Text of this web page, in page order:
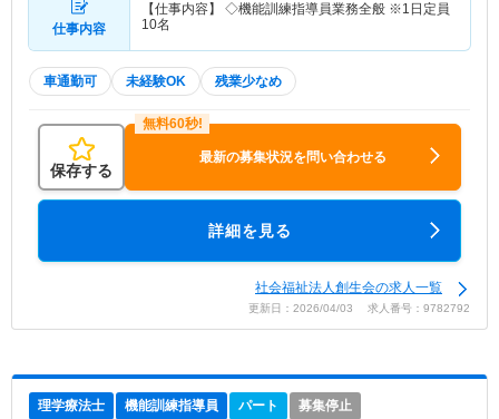
仕事内容
【仕事内容】 ◇機能訓練指導員業務全般 ※1日定員
10名
車通勤可 未経験OK 残業少なめ
保存する
最新の募集状況を問い合わせる
詳細を見る
社会福祉法人創生会の求人一覧
更新日：2026/04/03 求人番号：9782792
理学療法士 機能訓練指導員 パート 募集停止